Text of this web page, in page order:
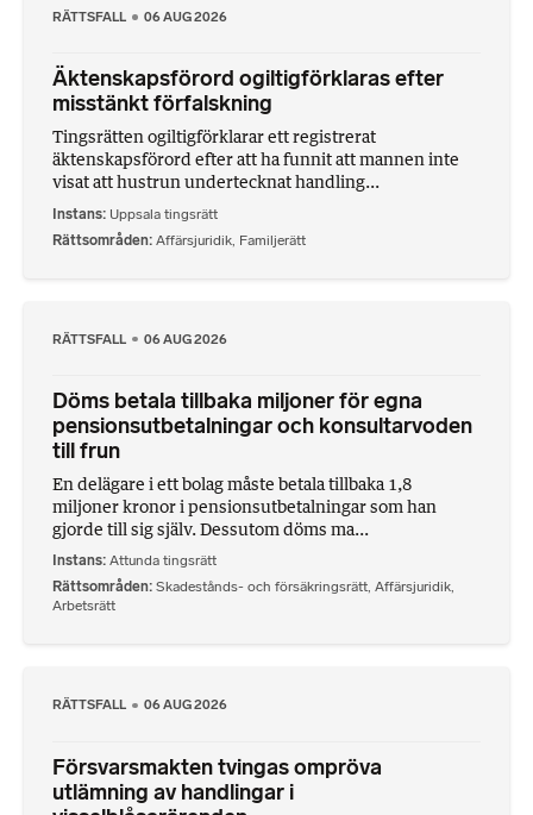
RÄTTSFALL 06 AUG 2026
Äktenskapsförord ogiltigförklaras efter
misstänkt förfalskning
Tingsrätten ogiltigförklarar ett registrerat
äktenskapsförord efter att ha funnit att mannen inte
visat att hustrun undertecknat handling...
Instans Uppsala tingsrätt
Rättsområden Affärsjuridik Familjerätt
RÄTTSFALL 06 AUG 2026
Döms betala tillbaka miljoner för egna
pensionsutbetalningar och konsultarvoden
till frun
En delägare i ett bolag måste betala tillbaka 1,8
miljoner kronor i pensionsutbetalningar som han
gjorde till sig själv. Dessutom döms ma...
Instans Attunda tingsrätt
Rättsområden Skadestånds- och försäkringsrätt, Affärsjuridik,
Arbetsrätt
RÄTTSFALL 06 AUG 2026
Försvarsmakten tvingas ompröva
utlämning av handlingar i